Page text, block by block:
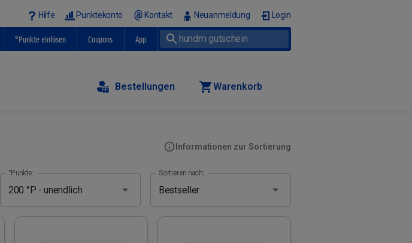
Hilfe Punktekonto Kontakt Neuanmeldung Login
°Punkte einlösen Coupons App
Bestellungen Warenkorb
Informationen zur Sortierung
°Punkte: Sortieren nach: